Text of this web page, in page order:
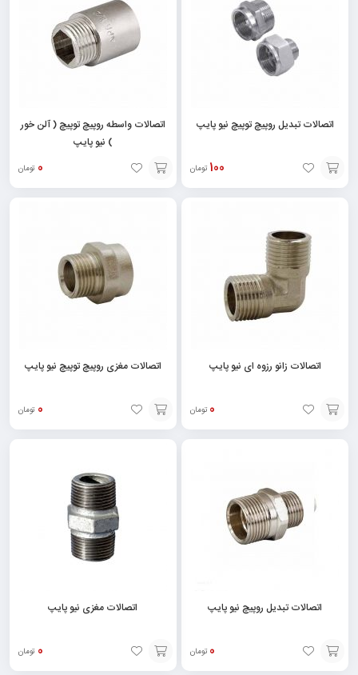
اتصالات تبدیل روپیچ توپیچ نیو پایپ
100 تومان
انتخاب
اتصالات واسطه روپیچ توپیچ ( آلن خور
) نیو پایپ
0 تومان
انتخاب
اتصالات زانو رزوه ای نیو پایپ
0 تومان
انتخاب
اتصالات مغزی روپیچ توپیچ نیو پایپ
0 تومان
انتخاب
اتصالات تبدیل روپیچ نیو پایپ
0 تومان
اتصالات مغزی نیو پایپ
0 تومان